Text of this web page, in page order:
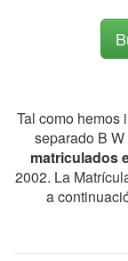
Tal como hemos
separado B
matriculados
2002. La
a